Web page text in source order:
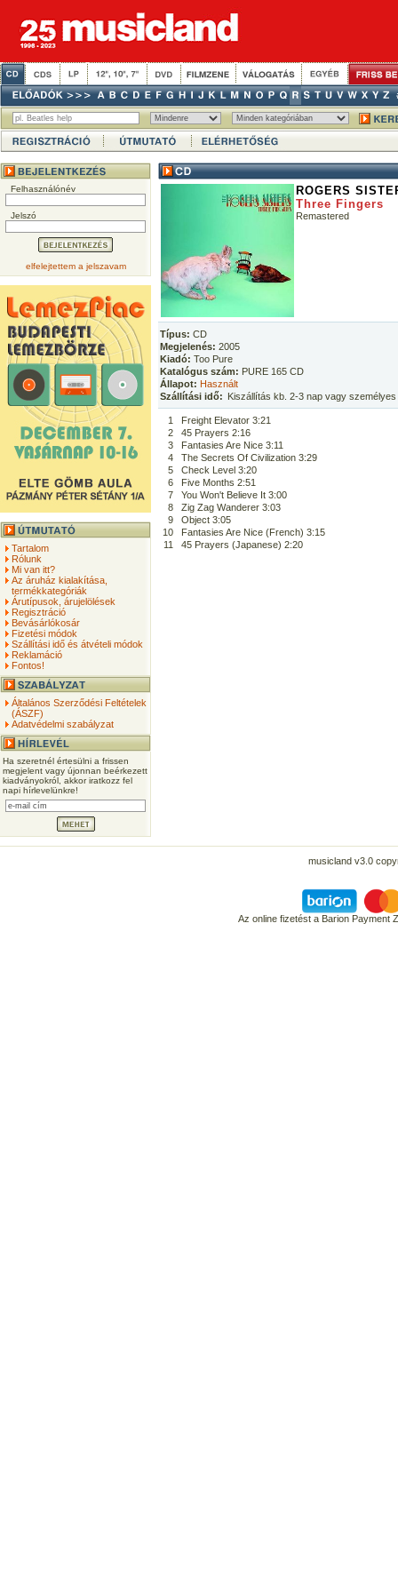
Felhasználónév
Jelszó
elfelejtettem a jelszavam
Tartalom
Rólunk
Mi van itt?
Az áruház kialakítása,
termékkategóriák
Árutípusok, árujelölések
Regisztráció
Bevásárlókosár
Fizetési módok
Szállítási idő és átvételi módok
Reklamáció
Fontos!
Általános Szerződési Feltételek
(ÁSZF)
Adatvédelmi szabályzat
Ha szeretnél értesülni a frissen
megjelent vagy újonnan beérkezett
kiadványokról, akkor iratkozz fel
napi hírlevelünkre!
ROGERS
Three Fingers
Remastered
Típus: CD
Megjelenés: 2005
Kiadó: Too Pure
Katalógus szám: PURE 165 CD
Állapot: Használt
Szállítási idő: Kiszállítás kb. 2-3 nap vagy
1
Freight Elevator 3:21
2
45 Prayers 2:16
3
Fantasies Are Nice 3:11
4
The Secrets Of Civilization 3:29
5
Check Level 3:20
6
Five Months 2:51
7
You Won't Believe It 3:00
8
Zig Zag Wanderer 3:03
9
Object 3:05
10
Fantasies Are Nice (French) 3:15
11
45 Prayers (Japanese) 2:20
musicland v3.0
Az online fizetést a Barion Payment